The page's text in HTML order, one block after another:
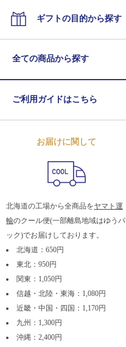
ギフトの目的から探す
全ての商品から探す
ご利用ガイドはこちら
お届けに関して
北海道の工場から全商品をヤマト運
輸のクール便(一部離島地域はゆうパ
ック)でお届けしております。
北海道：650円
東北：950円
関東：1,050円
信越・北陸・東海：1,080円
近畿・中国・四国：1,170円
九州：1,300円
沖縄：2,400円